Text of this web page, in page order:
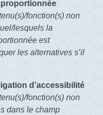
fonction(s) non
lesquels la
est
les alternatives s’il
d’accessibilité
fonction(s) non
dans le champ